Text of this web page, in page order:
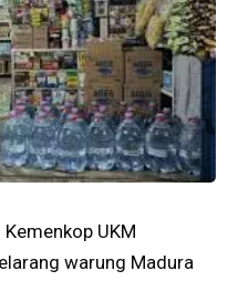
UKM
warung Madura